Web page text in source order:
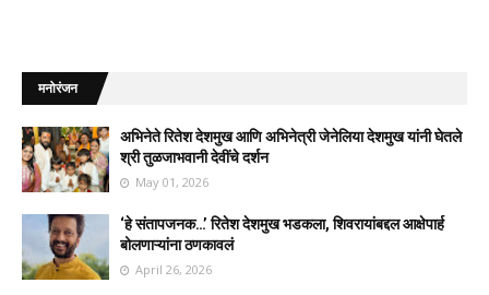
मनोरंजन
अभिनेते रितेश देशमुख आणि अभिनेत्री जेनेलिया देशमुख यांनी घेतले
श्री तुळजाभवानी देवींचे दर्शन
May 01, 2026
‘हे संतापजनक…’ रितेश देशमुख भडकला, शिवरायांबद्दल आक्षेपार्ह
बोलणाऱ्यांना ठणकावलं
April 26, 2026